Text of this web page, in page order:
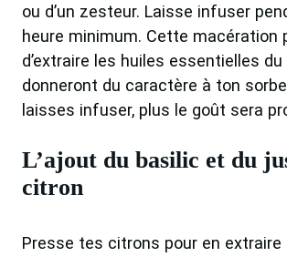
ou d’un zesteur. Laisse infuser
heure minimum. Cette macération
d’extraire les huiles essentielles
donneront du caractère à ton
laisses infuser, plus le goût sera
L’ajout du basilic et du
citron
Presse tes citrons pour en extraire